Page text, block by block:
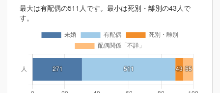
最大は有配偶の511人です。最小は死別・離別の43人で
す。